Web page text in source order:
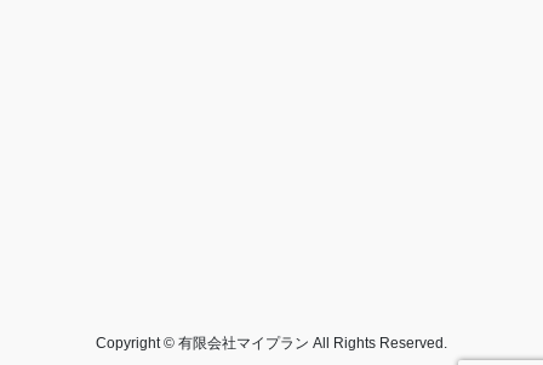
Copyright © 有限会社マイプラン All Rights Reserved.